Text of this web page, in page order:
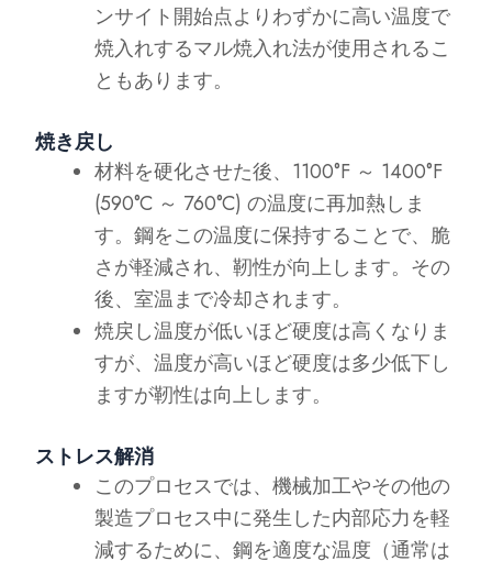
ンサイト開始点よりわずかに高い温度で
焼入れするマル焼入れ法が使用されるこ
ともあります。
焼き戻し
材料を硬化させた後、1100°F ～ 1400°F
(590°C ～ 760°C) の温度に再加熱しま
す。鋼をこの温度に保持することで、脆
さが軽減され、靭性が向上します。その
後、室温まで冷却されます。
焼戻し温度が低いほど硬度は高くなりま
すが、温度が高いほど硬度は多少低下し
ますが靭性は向上します。
ストレス解消
このプロセスでは、機械加工やその他の
製造プロセス中に発生した内部応力を軽
減するために、鋼を適度な温度（通常は